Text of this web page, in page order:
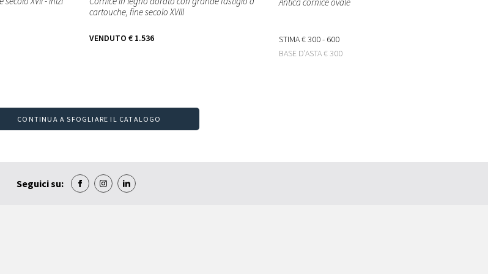
cartouche, fine secolo XVIII
VENDUTO € 1.536 STIMA€ 300 - 600
BASE D'ASTA€ 300
CONTINUA A SFOGLIARE IL CATALOGO
Seguici su: